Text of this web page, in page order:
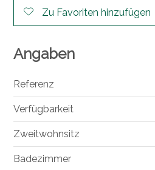
Zu Favoriten hinzufügen
Angaben
Referenz
Verfügbarkeit
Zweitwohnsitz
Badezimmer